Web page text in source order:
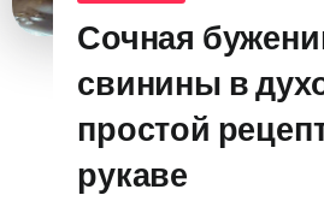
Сочная
свинины в
простой
рукаве